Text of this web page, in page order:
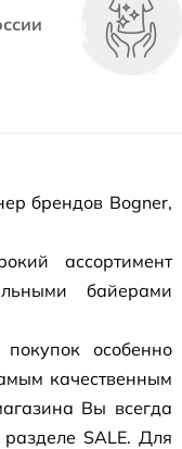
брендов Bogner,
ассортимент
байерами
особенно
качественным
Вы всегда
SALE. Для